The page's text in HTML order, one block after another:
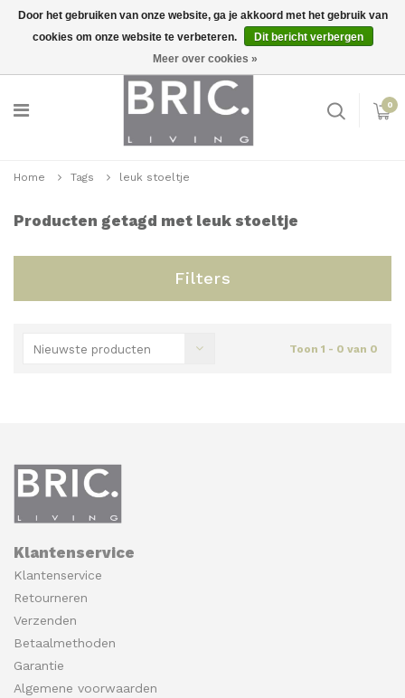
Inloggen
0
Home Tags leuk stoeltje
Producten getagd met leuk stoeltje
Filters
Nieuwste producten Toon 1 - 0 van 0
Klantenservice
Klantenservice
Retourneren
Verzenden
Betaalmethoden
Garantie
Algemene voorwaarden
Door het gebruiken van onze website, ga je akkoord met het gebruik van
cookies om onze website te verbeteren.
Dit bericht verbergen
Meer over cookies »